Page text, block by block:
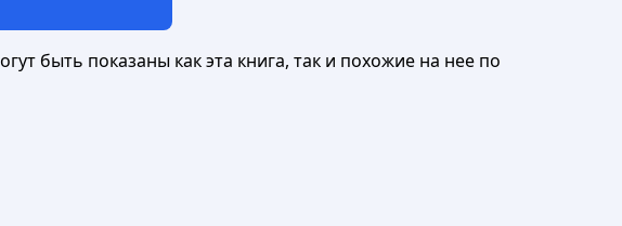
быть показаны как эта книга, так и похожие на нее по